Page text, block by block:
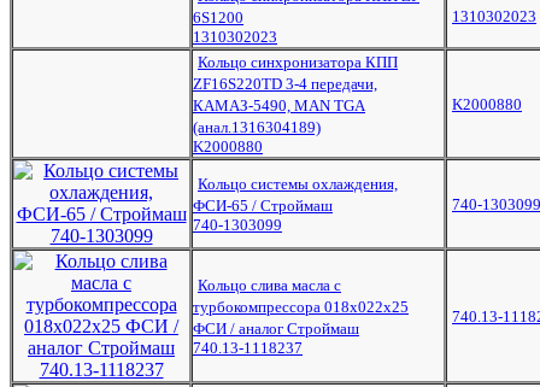
6S1200
1310302023
1310302023
Кольцо синхронизатора КПП
ZF16S220TD 3-4 передачи,
КАМАЗ-5490, MAN TGA
(анал.1316304189)
K2000880
K2000880
Кольцо системы охлаждения,
ФСИ-65 / Строймаш
740-1303099
740-1303099
Кольцо слива масла с
турбокомпрессора 018х022х25
ФСИ / аналог Строймаш
740.13-1118237
740.13-